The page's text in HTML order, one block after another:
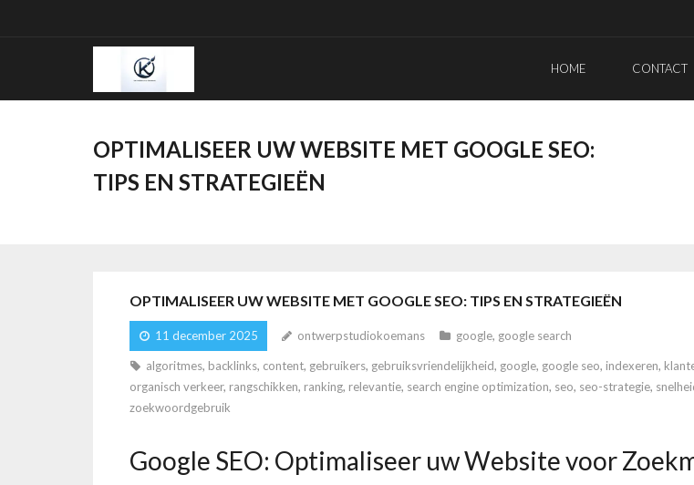
HOME CONTACT
OPTIMALISEER UW WEBSITE MET GOOGLE SEO:
TIPS EN STRATEGIEËN
OPTIMALISEER UW WEBSITE MET GOOGLE SEO: TIPS EN STRATEGIEËN
11 december 2025 ontwerpstudiokoemans google, google search
algoritmes, backlinks, content, gebruikers, gebruiksvriendelijkheid, google, google seo, indexeren,
organisch verkeer, rangschikken, ranking, relevantie, search engine optimization, seo, seo-strategie,
zoekwoordgebruik
Google SEO: Optimaliseer uw Website voor